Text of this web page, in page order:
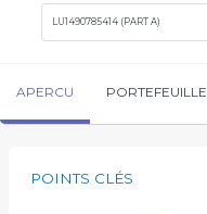
LU1490785414 (PART A)
APERCU PORTEFEUILLE
POINTS CLÉS